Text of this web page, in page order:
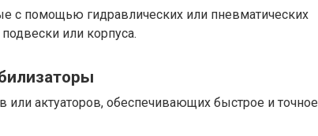
с помощью гидравлических или пневматических
или корпуса.
актуаторов, обеспечивающих быстрое и точное